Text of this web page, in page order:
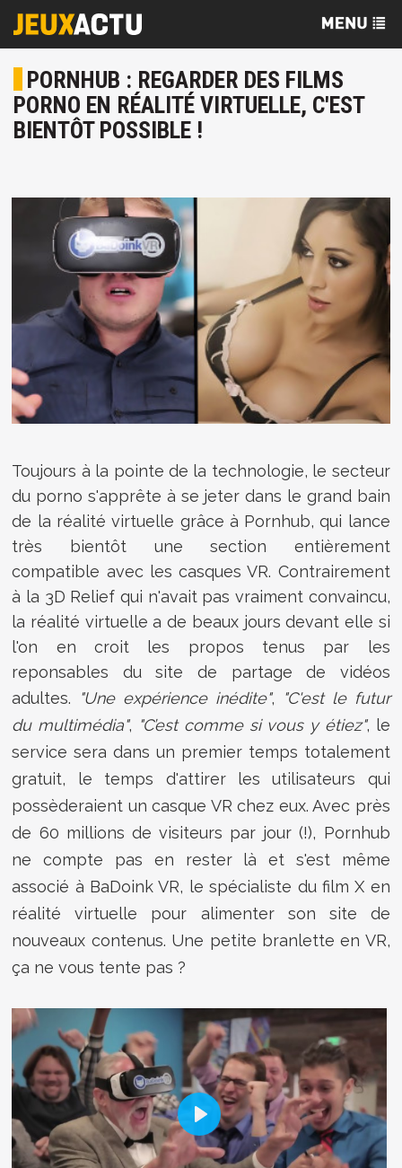
PORNHUB : REGARDER DES FILMS
PORNO EN RÉALITÉ VIRTUELLE, C'EST
BIENTÔT POSSIBLE !
Toujours à la pointe de la technologie, le secteur
du porno s'apprête à se jeter dans le grand bain
de la réalité virtuelle grâce à Pornhub, qui lance
très bientôt une section entièrement
compatible avec les casques VR. Contrairement
à la 3D Relief qui n'avait pas vraiment convaincu,
la réalité virtuelle a de beaux jours devant elle si
l'on en croit les propos tenus par les
reponsables du site de partage de vidéos
adultes.
"Une expérience inédite",
"C'est le futur
du multimédia", "C’est comme si vous y étiez", le
service sera dans un premier temps totalement
gratuit, le temps d'attirer les utilisateurs qui
possèderaient un casque VR chez eux. Avec près
de 60 millions de visiteurs par jour (!), Pornhub
ne compte pas en rester là et s'est même
associé à BaDoink VR, le spécialiste du film X en
réalité virtuelle pour alimenter son site de
nouveaux contenus. Une petite branlette en VR,
ça ne vous tente pas ?